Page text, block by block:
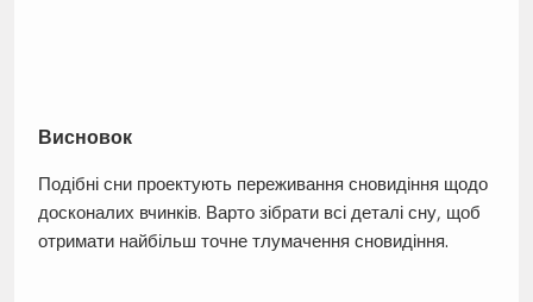
Висновок
Подібні сни проектують переживання сновидіння щодо
досконалих вчинків. Варто зібрати всі деталі сну, щоб
отримати найбільш точне тлумачення сновидіння.